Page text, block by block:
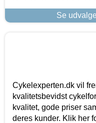
Se
Cykelexperten.dk vil
kvalitetsbevidst
kvalitet, gode priser
deres kunder. Klik her